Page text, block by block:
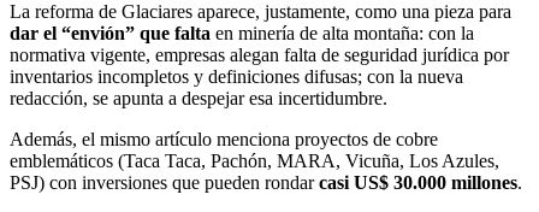
La reforma de Glaciares aparece, justamente, como una pieza para
dar el “envión” que falta en minería de alta montaña: con la
normativa vigente, empresas alegan falta de seguridad jurídica por
inventarios incompletos y definiciones difusas; con la nueva
redacción, se apunta a despejar esa incertidumbre.
Además, el mismo artículo menciona proyectos de cobre
emblemáticos (Taca Taca, Pachón, MARA, Vicuña, Los Azules,
PSJ) con inversiones que pueden rondarcasi US$ 30.000 millones.